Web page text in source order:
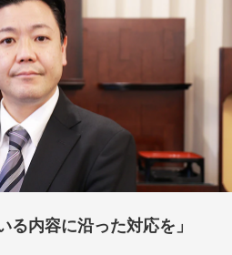
る内容に沿った対応を」